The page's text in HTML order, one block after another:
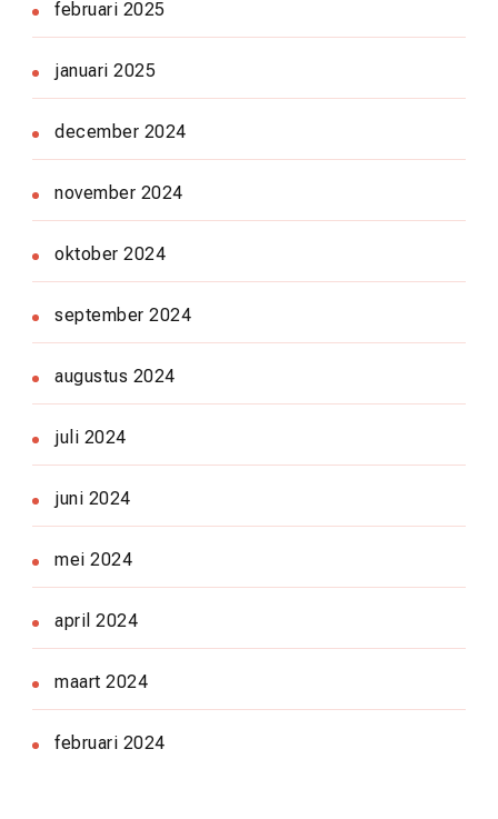
februari 2025
januari 2025
december 2024
november 2024
oktober 2024
september 2024
augustus 2024
juli 2024
juni 2024
mei 2024
april 2024
maart 2024
februari 2024